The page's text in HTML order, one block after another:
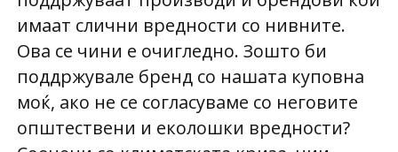
имаат слични вредности со нивните.
Ова се чини е очигледно. Зошто би
поддржувале бренд со нашата куповна
моќ, ако не се согласуваме со неговите
општествени и еколошки вредности?